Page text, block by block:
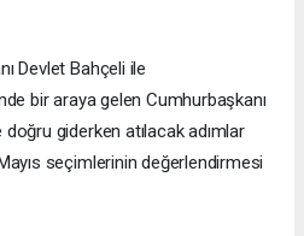
Devlet Bahçeli ile
bir araya gelen Cumhurbaşkanı
giderken atılacak adımlar
seçimlerinin değerlendirmesi